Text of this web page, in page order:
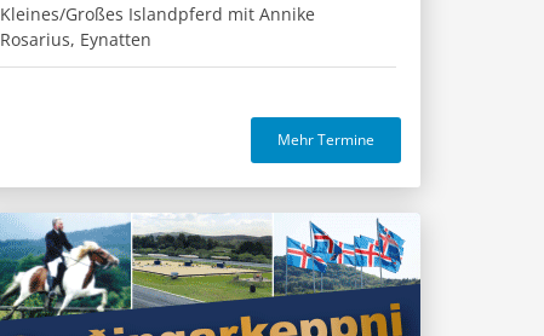
Kleines/Großes Islandpferd mit Annike
Rosarius, Eynatten
Mehr Termine